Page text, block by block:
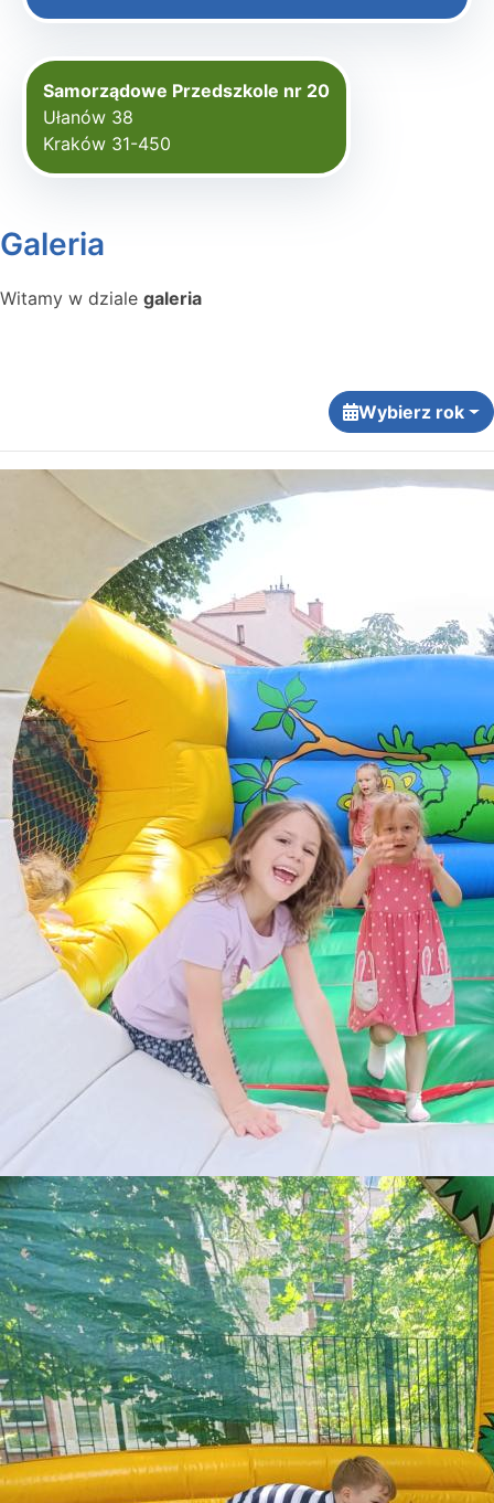
Samorządowe Przedszkole nr 20
Ułanów 38
Kraków 31-450
Galeria
Witamy w dziale galeria
Wybierz rok